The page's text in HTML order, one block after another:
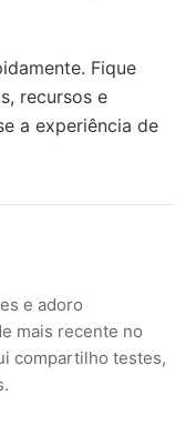
Fique
recursos e
a experiência de
e adoro
mais recente no
compartilho testes,